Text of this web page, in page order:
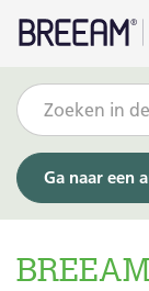
Ga naar een